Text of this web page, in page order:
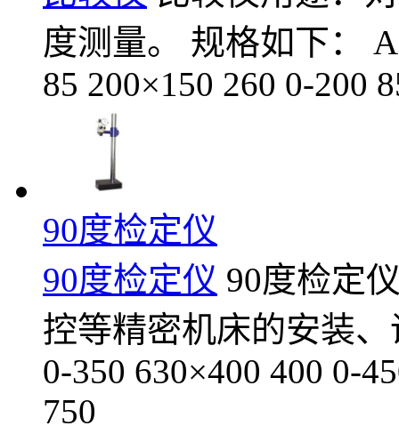
度测量。 规格如下：
85 200×150 260 0-200
90度检定仪
90度检定仪 90度检定
控等精密机床的安装、
0-350 630×400 400 0-
750